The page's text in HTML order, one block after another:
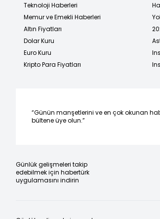
Teknoloji Haberleri
Memur ve Emekli Haberleri
Altın Fiyatları
Dolar Kuru
Euro Kuru
Kripto Para Fiyatları
“Günün manşetlerini ve en çok okunan
bültene üye olun.”
Günlük gelişmeleri takip
edebilmek için habertürk
uygulamasını indirin